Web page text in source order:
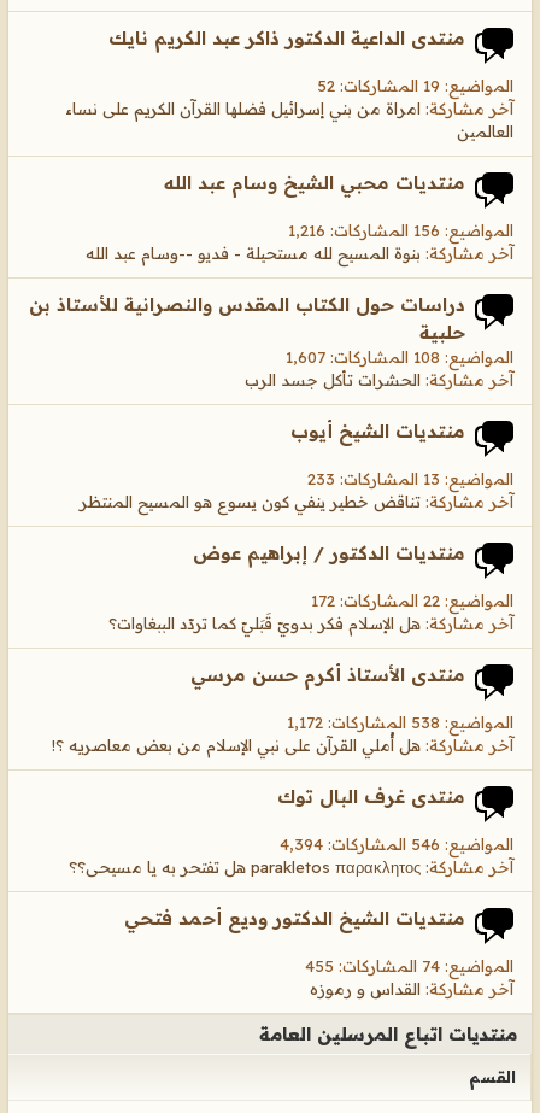
منتدى الداعية الدكتور ذاكر عبد الكريم نايك
المواضيع: 19 المشاركات: 52
آخر مشاركة: امراة من بني إسرائيل فضلها القرآن الكريم على نساء
العالمين
منتديات محبي الشيخ وسام عبد الله
المواضيع: 156 المشاركات: 1,216
آخر مشاركة: بنوة المسيح لله مستحيلة - فديو --وسام عبد الله
دراسات حول الكتاب المقدس والنصرانية للأستاذ بن
حلبية
المواضيع: 108 المشاركات: 1,607
آخر مشاركة: الحشرات تأكل جسد الرب
منتديات الشيخ أيوب
المواضيع: 13 المشاركات: 233
آخر مشاركة: تناقض خطير ينفي كون يسوع هو المسيح المنتظر
منتديات الدكتور / إبراهيم عوض
المواضيع: 22 المشاركات: 172
آخر مشاركة: هل الإسلام فكر بدويّ قَبَليّ كما تردّد الببغاوات؟
منتدى الأستاذ أكرم حسن مرسي
المواضيع: 538 المشاركات: 1,172
آخر مشاركة: هل أُملي القرآن على نبي الإسلام من بعض معاصريه ؟!
منتدى غرف البال توك
المواضيع: 546 المشاركات: 4,394
آخر مشاركة: parakletos παρακλητος هل تفتحر به يا مسيحى؟؟
منتديات الشيخ الدكتور وديع أحمد فتحي
المواضيع: 74 المشاركات: 455
آخر مشاركة: القداس و رموزه
منتديات اتباع المرسلين العامة
القسم